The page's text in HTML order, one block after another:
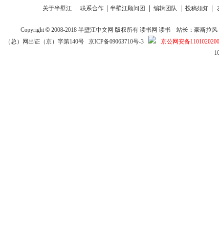
关于半壁江 联系合作 半壁江顾问团 编辑团队 投稿须知
Copyright © 2008-2018半壁江中文网 版权所有读书网 读书
站长：豪斯拉风
（总）网出证（京）字第140号 京ICP备09063710号-3
京公网安备